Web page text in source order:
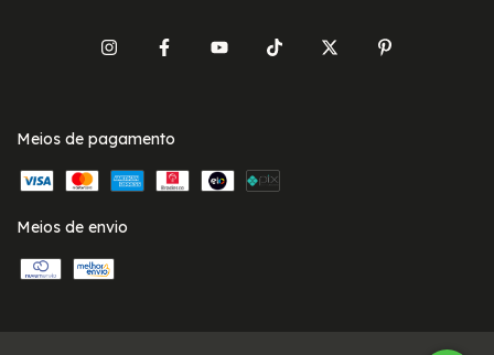
Meios de pagamento
Meios de envio